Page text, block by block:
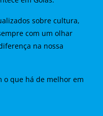
sobre cultura,
com um olhar
na nossa
o que há de melhor em